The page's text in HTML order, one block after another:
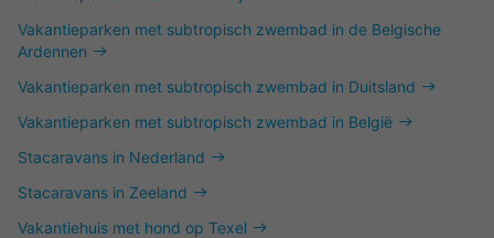
Vakantieparken met subtropisch zwembad in de Belgische
Ardennen
Vakantieparken met subtropisch zwembad in Duitsland
Vakantieparken met subtropisch zwembad in België
Stacaravans in Nederland
Stacaravans in Zeeland
Vakantiehuis met hond op Texel